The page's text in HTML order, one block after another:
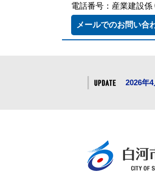
電話番号：産業建設
メールでのお問い合
2026年4